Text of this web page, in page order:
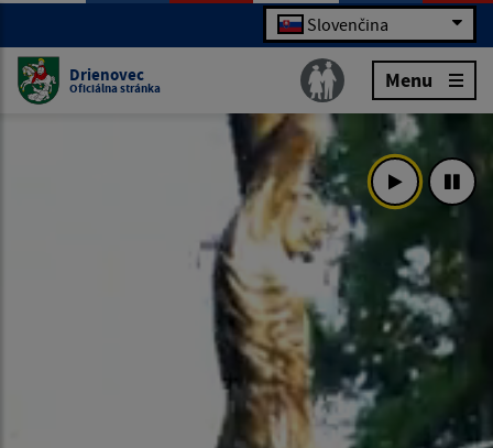
Slovenčina
Drienovec
Oficiálna stránka Menu